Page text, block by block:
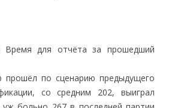
Время для отчёта за прошедший
прошёл по сценарию предыдущего
со средним 202, выиграл